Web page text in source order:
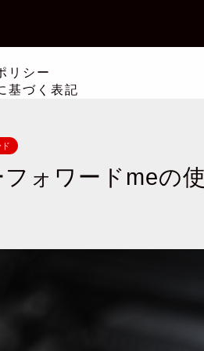
リシー
基づく表記
フォワードmeの